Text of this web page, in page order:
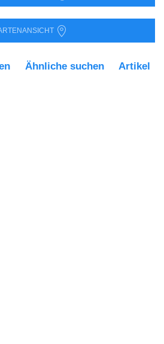
Ähnliche suchen Artikel